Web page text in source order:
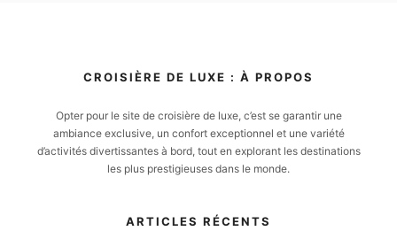
CROISIÈRE DE LUXE : À PROPOS
Opter pour le site de croisière de luxe, c’est se garantir une
ambiance exclusive, un confort exceptionnel et une variété
d’activités divertissantes à bord, tout en explorant les destinations
les plus prestigieuses dans le monde.
ARTICLES RÉCENTS